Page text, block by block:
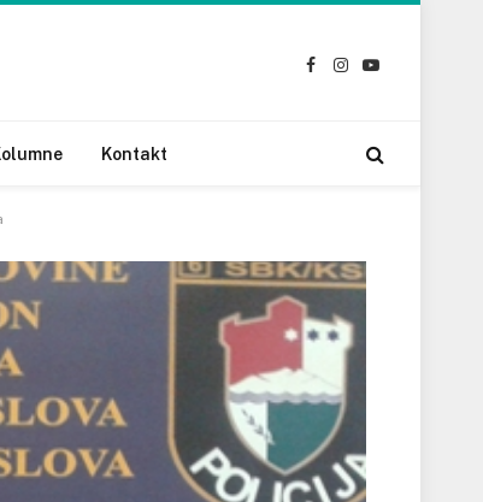
Facebook
Instagram
YouTube
Kontakt